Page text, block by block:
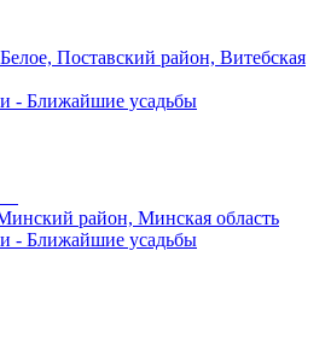
Поставский район, Витебская
район, Минская область